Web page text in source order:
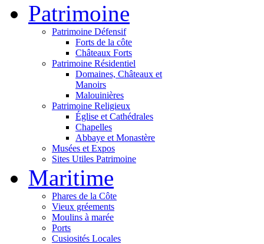
Patrimoine
Patrimoine Défensif
Forts de la côte
Châteaux Forts
Patrimoine Résidentiel
Domaines, Châteaux et
Manoirs
Malouinières
Patrimoine Religieux
Église et Cathédrales
Chapelles
Abbaye et Monastère
Musées et Expos
Sites Utiles Patrimoine
Maritime
Phares de la Côte
Vieux gréements
Moulins à marée
Ports
Cusiosités Locales